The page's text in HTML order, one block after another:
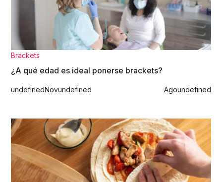
Brackets
¿A qué edad es ideal ponerse brackets?
undefinedNovundefined Agoundefined